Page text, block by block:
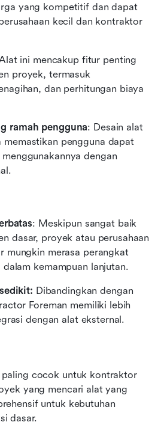
yang kompetitif dan dapat
kecil dan kontraktor
ini mencakup fitur penting
proyek, termasuk
dan perhitungan biaya
ramah pengguna: Desain alat
memastikan pengguna dapat
dengan
: Meskipun sangat baik
dasar, proyek atau perusahaan
mungkin merasa perangkat
kemampuan lanjutan.
Dibandingkan dengan
Foreman memiliki lebih
dengan alat eksternal.
cocok untuk kontraktor
yang mencari alat yang
untuk kebutuhan
dasar.